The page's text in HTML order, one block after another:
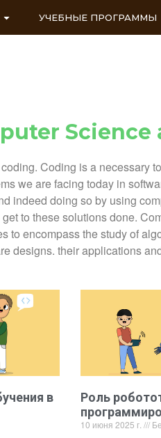
УЧЕБНЫЕ ПРОГРАММЫ
Science
Coding is a necessary
we are facing today in
indeed doing so by using
to these solutions done.
to encompass the study of
designs. their applications
в
Роль
10 июня 2025 г.